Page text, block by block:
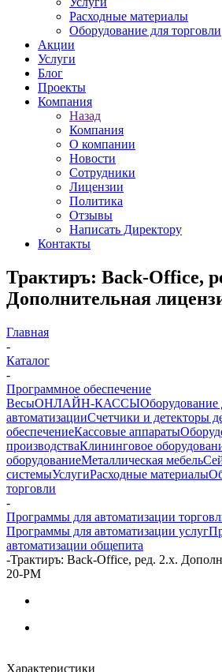
Расходные материалы
Оборудование для торговли
Акции
Услуги
Блог
Проекты
Компания
Назад
Компания
О компании
Новости
Сотрудники
Лицензии
Политика
Отзывы
Написать Директору
Контакты
Трактиръ: Back-Office,
Дополнительная
Главная
-
Каталог
-
Программное обеспечение
ВесыОНЛАЙН-КАССЫОборудование
автоматизацииСчетчики и детекторы
обеспечениеКассовые аппараты
производстваКлининговое
оборудованиеМеталлическая мебель
системыУслугиРасходные материалы
торговли
-
Программы для автоматизации
Программы для автоматизации услуг
автоматизации общепита
-Трактиръ: Back-Office, ред. 2.х.
20-РМ
Характеристики